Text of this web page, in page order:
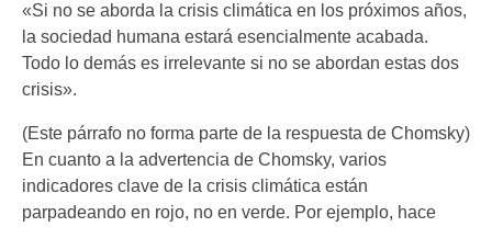
«Si no se aborda la crisis climática en los próximos años,
la sociedad humana estará esencialmente acabada.
Todo lo demás es irrelevante si no se abordan estas dos
crisis».
(Este párrafo no forma parte de la respuesta de Chomsky)
En cuanto a la advertencia de Chomsky, varios
indicadores clave de la crisis climática están
parpadeando en rojo, no en verde. Por ejemplo, hace